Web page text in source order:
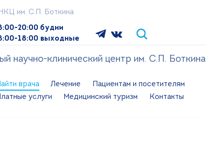
им. С.П. Боткина
20:00 будни
18:00 выходные
научно-клинический центр им. С.П. Боткина
врача Лечение
Пациентам и посетителям
услуги
Медицинский туризм Контакты